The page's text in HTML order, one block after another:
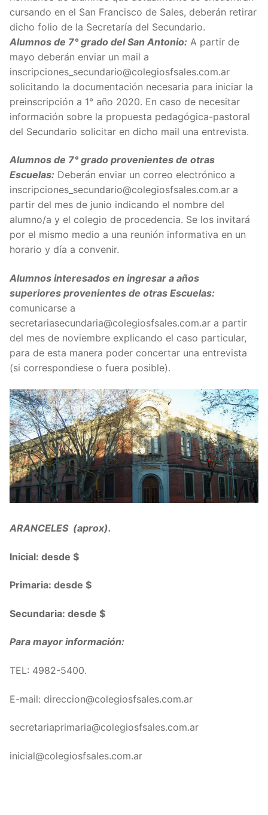
cursando en el San Francisco de Sales, deberán retirar
dicho folio de la Secretaría del Secundario.
Alumnos de 7° grado del San Antonio: A partir de
mayo deberán enviar un mail a
inscripciones_secundario@colegiosfsales.com.ar
solicitando la documentación necesaria para iniciar la
preinscripción a 1° año 2020. En caso de necesitar
información sobre la propuesta pedagógica-pastoral
del Secundario solicitar en dicho mail una entrevista.
Alumnos de 7° grado provenientes de otras
Escuelas: Deberán enviar un correo electrónico a
inscripciones_secundario@colegiosfsales.com.ar a
partir del mes de junio indicando el nombre del
alumno/a y el colegio de procedencia. Se los invitará
por el mismo medio a una reunión informativa en un
horario y día a convenir.
Alumnos interesados en ingresar a años
superiores provenientes de otras Escuelas:
comunicarse a
secretariasecundaria@colegiosfsales.com.ar a partir
del mes de noviembre explicando el caso particular,
para de esta manera poder concertar una entrevista
(si correspondiese o fuera posible).
ARANCELES (aprox).
Inicial: desde $
Primaria: desde $
Secundaria: desde $
Para mayor información:
TEL: 4982-5400.
E-mail: direccion@colegiosfsales.com.ar
secretariaprimaria@colegiosfsales.com.ar
inicial@colegiosfsales.com.ar